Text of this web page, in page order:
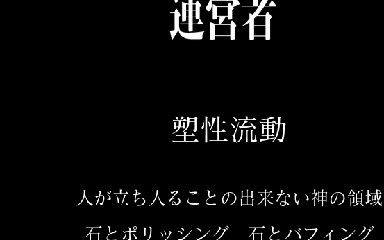
塑性流動
人が立ち入ることの出来ない神の領域
石とポリッシング 石とバフィング